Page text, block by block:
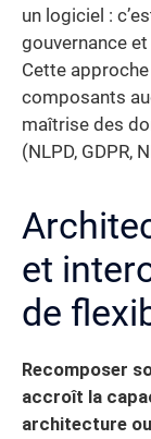
un logiciel :
gouvernance
Cette
composants
maîtrise des
(NLPD, GDPR,
et
de
Recomposer
accroît la
architecture